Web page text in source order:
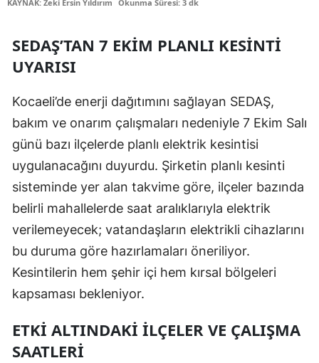
Elazığ
Erzurum
Eskişehir
Gaziantep
Giresun
Gümüşhane
Hakkari
Hatay
Mersin
KAYNAK: Zeki Ersin Yıldırım Okunma Süresi: 3 dk
SEDAŞ’TAN 7 EKIM PLANLI KESINTI
UYARISI
Kocaeli’de enerji dağıtımını sağlayan SEDAŞ,
bakım ve onarım çalışmaları nedeniyle 7 Ekim Salı
günü bazı ilçelerde planlı elektrik kesintisi
uygulanacağını duyurdu. Şirketin planlı kesinti
sisteminde yer alan takvime göre, ilçeler bazında
belirli mahallelerde saat aralıklarıyla elektrik
verilemeyecek; vatandaşların elektrikli cihazlarını
bu duruma göre hazırlamaları öneriliyor.
Kesintilerin hem şehir içi hem kırsal bölgeleri
kapsaması bekleniyor.
ETKI ALTINDAKI İLÇELER VE ÇALIŞMA
SAATLERI